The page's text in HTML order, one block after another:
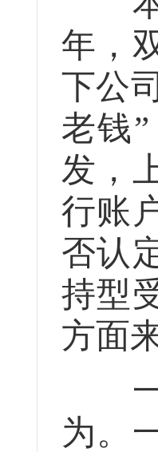
年，
下公
老钱
发，
行账
否认
持型
方面
一
为。